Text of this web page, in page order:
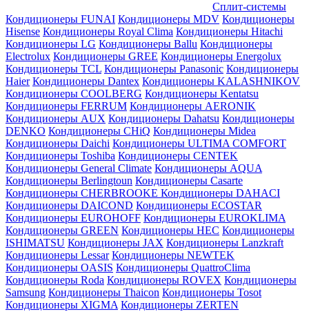
Сплит-системы
Кондиционеры FUNAI Кондиционеры MDV Кондиционеры
Hisense Кондиционеры Royal Clima Кондиционеры Hitachi
Кондиционеры LG Кондиционеры Ballu Кондиционеры
Electrolux Кондиционеры GREE Кондиционеры Energolux
Кондиционеры TCL Кондиционеры Panasonic Кондиционеры
Haier Кондиционеры Dantex Кондиционеры KALASHNIKOV
Кондиционеры СOOLBERG Кондиционеры Kentatsu
Кондиционеры FERRUM Кондиционеры AERONIK
Кондиционеры AUX Кондиционеры Dahatsu Кондиционеры
DENKO Кондиционеры CHiQ Кондиционеры Midea
Кондиционеры Daichi Кондиционеры ULTIMA COMFORT
Кондиционеры Toshiba Кондиционеры CENTEK
Кондиционеры General Climate Кондиционеры AQUA
Кондиционеры Berlingtoun Кондиционеры Casarte
Кондиционеры CHERBROOKE Кондиционеры DAHACI
Кондиционеры DAICOND Кондиционеры ECOSTAR
Кондиционеры EUROHOFF Кондиционеры EUROKLIMA
Кондиционеры GREEN Кондиционеры HEC Кондиционеры
ISHIMATSU Кондиционеры JAX Кондиционеры Lanzkraft
Кондиционеры Lessar Кондиционеры NEWTEK
Кондиционеры OASIS Кондиционеры QuattroClima
Кондиционеры Roda Кондиционеры ROVEX Кондиционеры
Samsung Кондиционеры Thaicon Кондиционеры Tosot
Кондиционеры XIGMA Кондиционеры ZERTEN